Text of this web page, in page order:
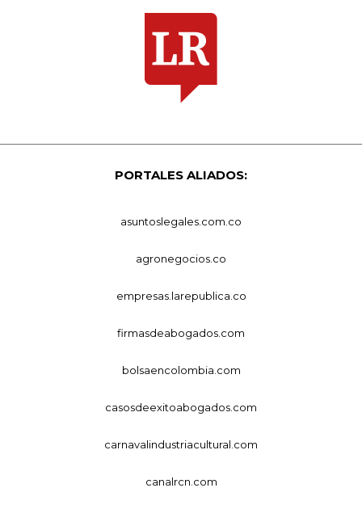
PORTALES ALIADOS:
asuntoslegales.com.co
agronegocios.co
empresas.larepublica.co
firmasdeabogados.com
bolsaencolombia.com
casosdeexitoabogados.com
carnavalindustriacultural.com
canalrcn.com